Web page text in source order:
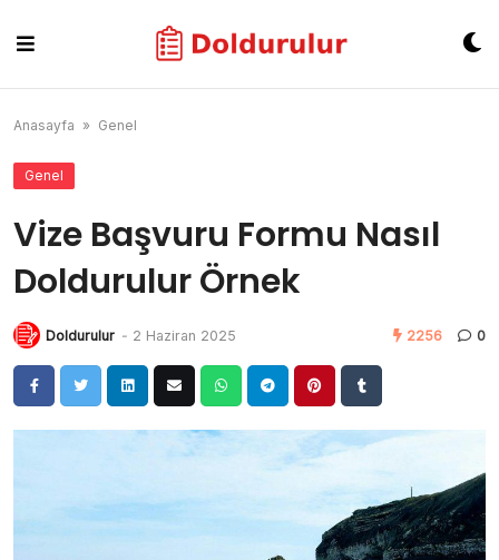
content
Anasayfa » Genel
Genel
Vize Başvuru Formu Nasıl
Doldurulur Örnek
Doldurulur - 2 Haziran 2025 2256 0